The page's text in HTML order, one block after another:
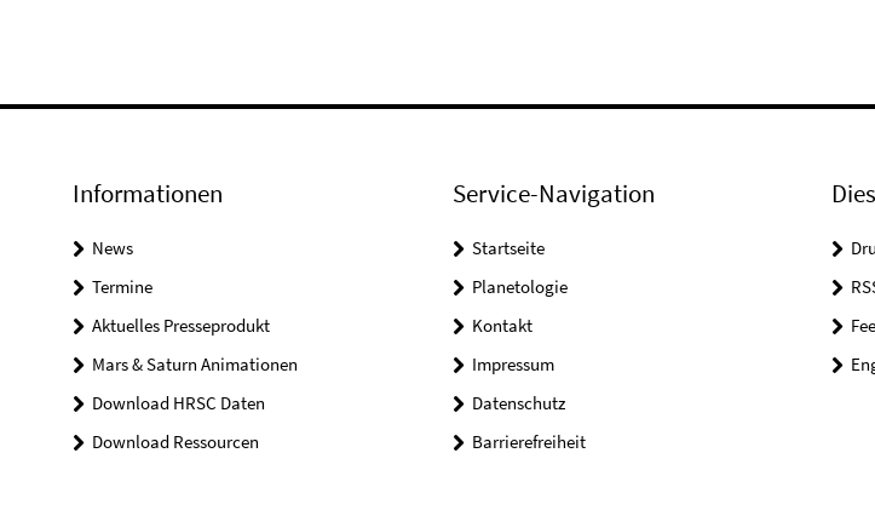
Informationen
News
Termine
Aktuelles Presseprodukt
Mars & Saturn Animationen
Download HRSC Daten
Download Ressourcen
Service-Navigation
Startseite
Planetologie
Kontakt
Impressum
Datenschutz
Barrierefreiheit